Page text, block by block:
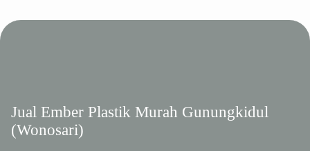
Jual Ember Plastik Murah Gunungkidul
(Wonosari)